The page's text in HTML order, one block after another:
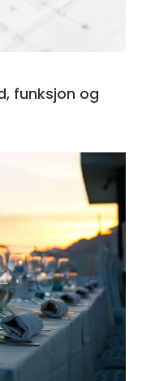
funksjon og